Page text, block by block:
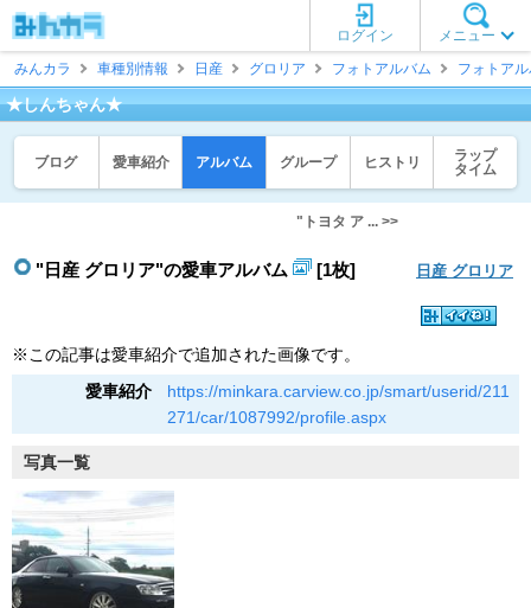
メニュー
ログイン
みんカラ
車種別情報 日産 グロリア フォトアルバム フォトア
★しんちゃん★
ブログ 愛車紹介 アルバム グループ ヒストリ
ラップ
タイム
"トヨタ ア ... >>
"日産 グロリア"の愛車アルバム [1枚] 日産 グロリア
※この記事は愛車紹介で追加された画像です。
愛車紹介
https://minkara.carview.co.jp/smart/userid/211
271/car/1087992/profile.aspx
写真一覧